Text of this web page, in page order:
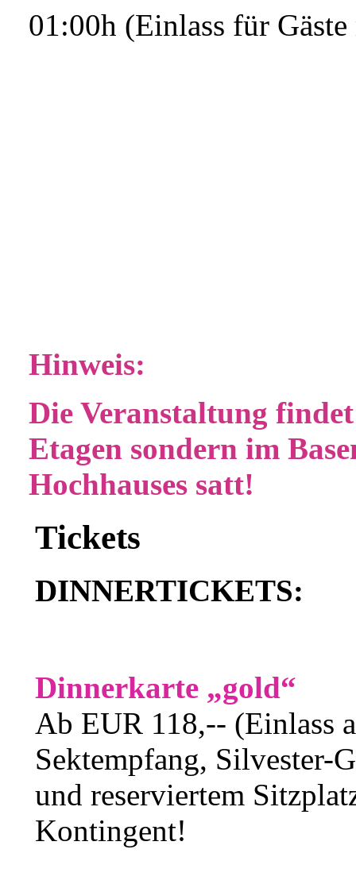
01:00h (Einlass für
Hinweis:
Die Veranstaltung
Etagen sondern im
Hochhauses satt!
Tickets
DINNERTICKETS:
Dinnerkarte „gold“
Ab EUR 118,-- (Einlass
Sektempfang, Silvester-
und reserviertem
Kontingent!